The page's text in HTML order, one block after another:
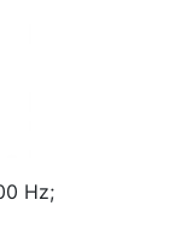
Hz;